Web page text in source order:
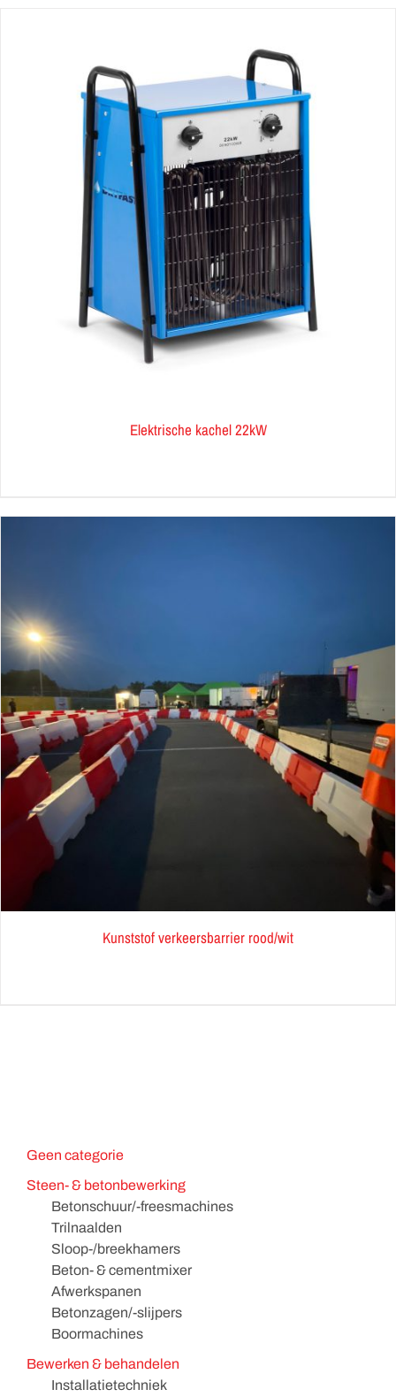
Elektrische kachel 22kW
Kunststof verkeersbarrier rood/wit
Geen categorie
Steen- & betonbewerking
Betonschuur/-freesmachines
Trilnaalden
Sloop-/breekhamers
Beton- & cementmixer
Afwerkspanen
Betonzagen/-slijpers
Boormachines
Bewerken & behandelen
Installatietechniek